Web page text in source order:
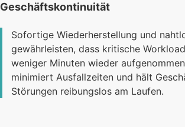
Geschäftskontinuität
Sofortige Wiederherstellung und
gewährleisten, dass kritische
weniger Minuten wieder
minimiert Ausfallzeiten und hält
Störungen reibungslos am Laufen.